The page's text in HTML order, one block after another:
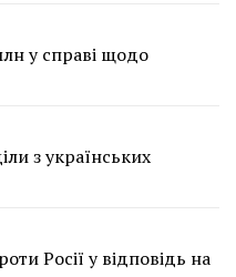
у справі щодо
з українських
Росії у відповідь на